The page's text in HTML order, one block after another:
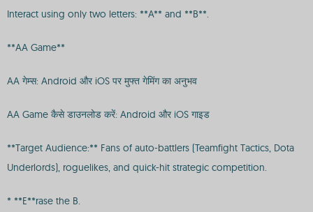
Interact using only two letters: **A** and **B**.
**AA Game**
AA गेम्स: Android और iOS पर मुफ्त गेमिंग का अनुभव
AA Game कैसे डाउनलोड करें: Android और iOS गाइड
**Target Audience:** Fans of auto-battlers (Teamfight Tactics, Dota
Underlords), roguelikes, and quick-hit strategic competition.
* **E**rase the B.